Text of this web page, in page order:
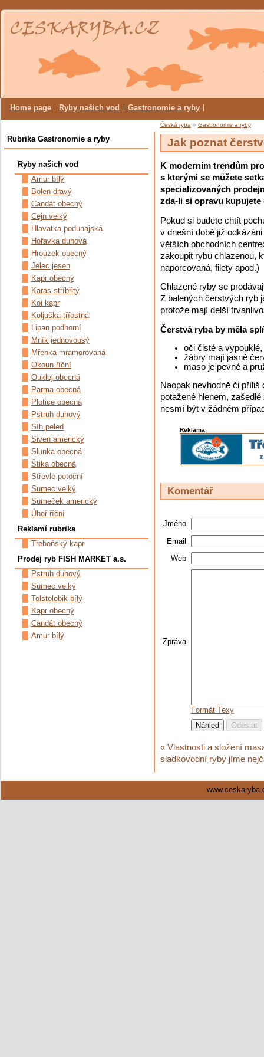
Home page Ryby našich vod Gastronomie a ryby
Česká ryba » Gastronomie a ryby
Jak poznat
K moderním trendům
s kterými se můžete
specializovaných
zda-li si opravu
Pokud si budete chtít
v dnešní době již
větších obchodních
zakoupit rybu chlazenou,
naporcovaná, filety apod.)
Chlazené ryby se
Z balených čerstvých ryb
protože mají delší
Čerstvá ryba by měla
oči čisté a
žábry mají jasně
maso je pevné a
Naopak nevhodně či
potažené hlenem,
nesmí být v žádném
Reklama
Komentář
Jméno
Email
Web
Zpráva
Formát Texy
« Vlastnosti a složení
sladkovodní ryby jíme
Rubrika Gastronomie a ryby
Ryby našich vod
Amur bílý
Bolen dravý
Candát obecný
Cejn velký
Hlavatka podunajská
Hořavka duhová
Hrouzek obecný
Jelec jesen
Kapr obecný
Karas stříbřitý
Koi kapr
Koljuška tříostná
Lipan podhorní
Mník jednovousý
Mřenka mramorovaná
Okoun říční
Ouklej obecná
Parma obecná
Plotice obecná
Pstruh duhový
Síh peleď
Siven americký
Slunka obecná
Štika obecná
Střevle potoční
Sumec velký
Sumeček americký
Úhoř říční
Reklamí rubrika
Třeboňský kapr
Prodej ryb FISH MARKET a.s.
Pstruh duhový
Sumec velký
Tolstolobik bílý
Kapr obecný
Candát obecný
Amur bílý